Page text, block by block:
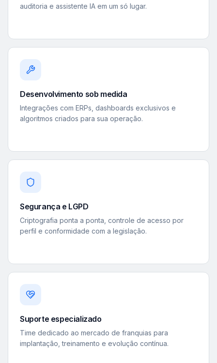
auditoria e assistente IA em um só lugar.
Desenvolvimento sob medida
Integrações com ERPs, dashboards exclusivos e
algoritmos criados para sua operação.
Segurança e LGPD
Criptografia ponta a ponta, controle de acesso por
perfil e conformidade com a legislação.
Suporte especializado
Time dedicado ao mercado de franquias para
implantação, treinamento e evolução contínua.